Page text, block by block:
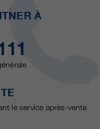
À
le service après-vente